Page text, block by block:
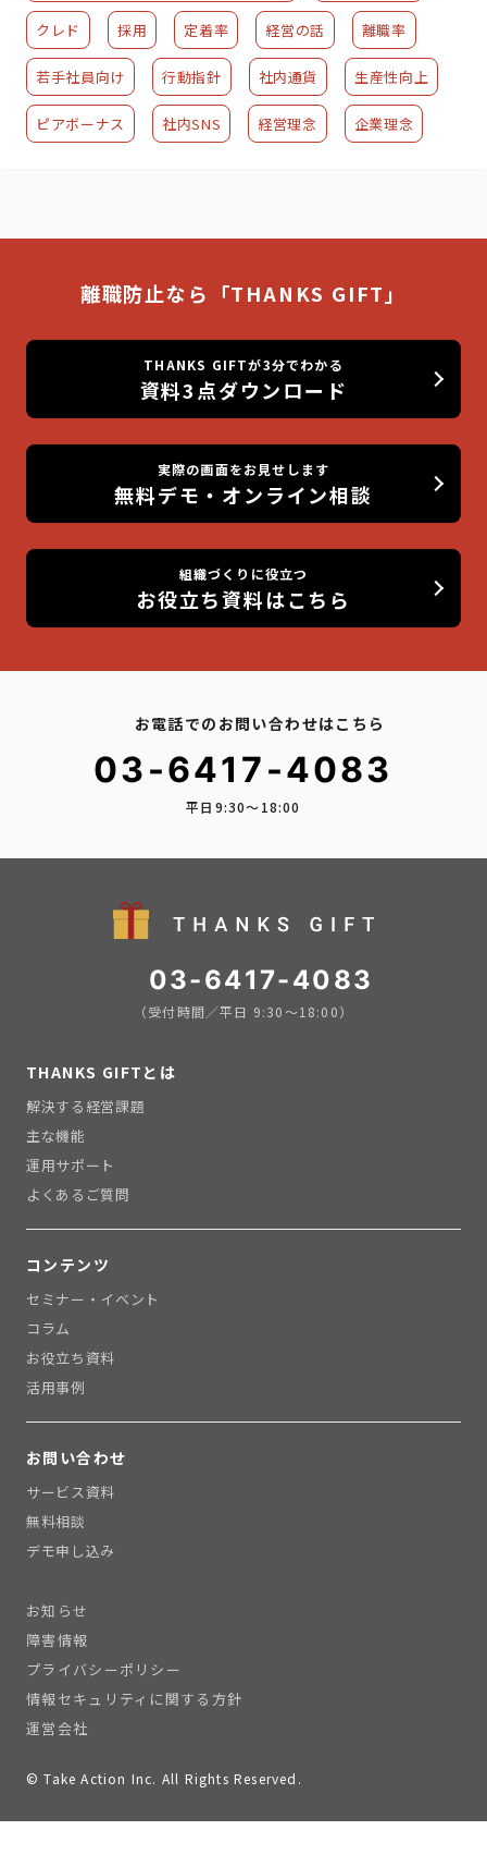
クレド 採用 定着率 経営の話 離職率
若手社員向け 行動指針 社内通貨 生産性向上
ピアボーナス 社内SNS 経営理念 企業理念
離職防止なら「THANKS GIFT」
THANKS GIFTが3分でわかる
資料3点ダウンロード
実際の画面をお見せします
無料デモ・オンライン相談
組織づくりに役立つ
お役立ち資料はこちら
お電話でのお問い合わせはこちら
03-6417-4083
平日9:30〜18:00
03-6417-4083
（受付時間／平日 9:30〜18:00）
THANKS GIFTとは
解決する経営課題
主な機能
運用サポート
よくあるご質問
コンテンツ
セミナー・イベント
コラム
お役立ち資料
活用事例
お問い合わせ
サービス資料
無料相談
デモ申し込み
お知らせ
障害情報
プライバシーポリシー
情報セキュリティに関する方針
運営会社
© Take Action Inc. All Rights Reserved.